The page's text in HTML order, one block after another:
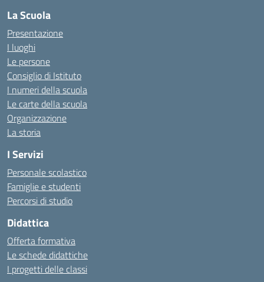
La Scuola
Presentazione
I luoghi
Le persone
Consiglio di Istituto
I numeri della scuola
Le carte della scuola
Organizzazione
La storia
I Servizi
Personale scolastico
Famiglie e studenti
Percorsi di studio
Didattica
Offerta formativa
Le schede didattiche
I progetti delle classi